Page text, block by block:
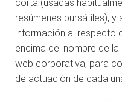
corta (usadas
resúmenes bursátiles), y
información al respecto
encima del nombre de
web corporativa, para
de actuación de cada